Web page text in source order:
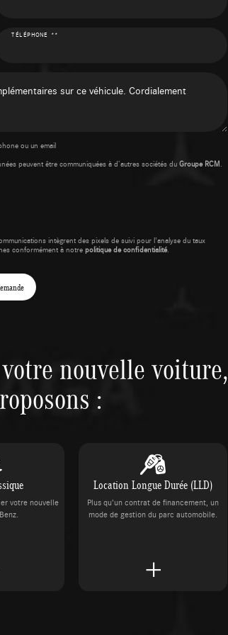
TÉLÉPHONE **
ou un email
peuvent être communiquées à d’autres sociétés du Groupe RCM
intègrent des pixels de suivi pour l'analyse du taux
conformément à notre politique de confidentialité.
nouvelle voiture,
:
votre nouvelle
Location Longue Durée (LLD)
Plus qu’un contrat de financement, un
mode de gestion du parc automobile.